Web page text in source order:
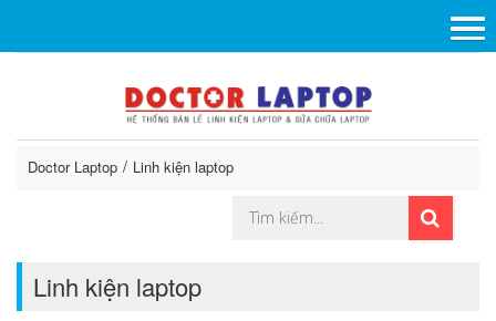
Doctor Laptop Linh kiện laptop
Linh kiện laptop